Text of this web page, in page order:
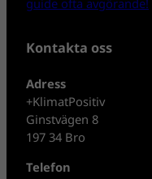
Kontakta oss
Adress
+KlimatPositiv
Ginstvägen 8
197 34 Bro
Telefon